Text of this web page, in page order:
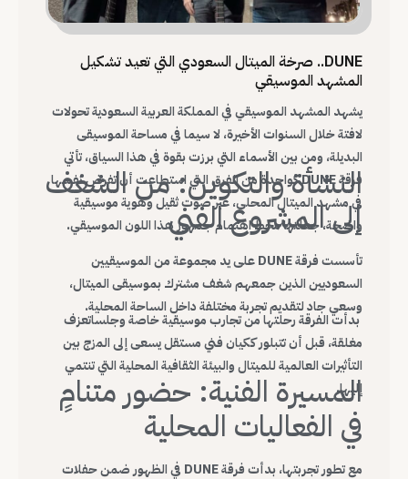
DUNE.. صرخة الميتال السعودي التي تعيد تشكيل
المشهد الموسيقي
يشهد المشهد الموسيقي في المملكة العربية السعودية تحولات
لافتة خلال السنوات الأخيرة، لا سيما في مساحة الموسيقى
البديلة، ومن بين الأسماء التي برزت بقوة في هذا السياق، تأتي
فرقة DUNE كواحدة من الفرق التي استطاعت أن تفرض نفسها
في مشهد الميتال المحلي، عبر صوت ثقيل وهوية موسيقية
واضحة، جعلتها محط اهتمام جمهور هذا اللون الموسيقي.
النشأة والتكوين: من الشغف
إلى المشروع الفني
تأسست فرقة DUNE على يد مجموعة من الموسيقيين
السعوديين الذين جمعهم شغف مشترك بموسيقى الميتال،
وسعي جاد لتقديم تجربة مختلفة داخل الساحة المحلية.
بدأت الفرقة رحلتها من تجارب موسيقية خاصة وجلساتعزف
مغلقة، قبل أن تتبلور ككيان فني مستقل يسعى إلى المزج بين
التأثيرات العالمية للميتال والبيئة الثقافية المحلية التي تنتمي
إليها.
المسيرة الفنية: حضور متنامٍ
في الفعاليات المحلية
مع تطور تجربتها، بدأت فرقة DUNE في الظهور ضمن حفلات